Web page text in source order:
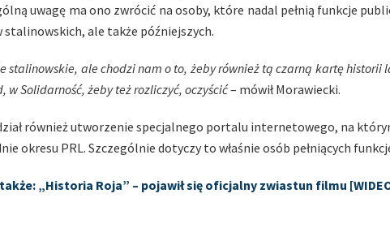
uwagę ma ono zwrócić na osoby, które nadal pełnią funkcje
stalinowskich, ale także późniejszych.
stalinowskie, ale chodzi nam o to, żeby również tą czarną kartę historii
w Solidarność, żeby też rozliczyć, oczyścić– mówił Morawiecki.
również utworzenie specjalnego portalu internetowego, na
okresu PRL. Szczególnie dotyczy to właśnie osób pełniących
„Historia Roja” – pojawił się oficjalny zwiastun filmu